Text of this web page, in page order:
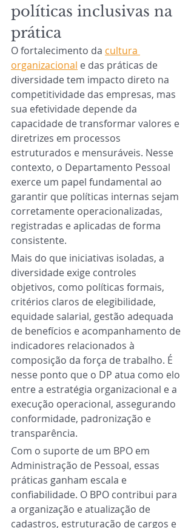
políticas inclusivas na
prática
O fortalecimento da cultura
organizacional e das práticas de
diversidade tem impacto direto na
competitividade das empresas, mas
sua efetividade depende da
capacidade de transformar valores e
diretrizes em processos
estruturados e mensuráveis. Nesse
contexto, o Departamento Pessoal
exerce um papel fundamental ao
garantir que políticas internas sejam
corretamente operacionalizadas,
registradas e aplicadas de forma
consistente.
Mais do que iniciativas isoladas, a
diversidade exige controles
objetivos, como políticas formais,
critérios claros de elegibilidade,
equidade salarial, gestão adequada
de benefícios e acompanhamento de
indicadores relacionados à
composição da força de trabalho. É
nesse ponto que o DP atua como elo
entre a estratégia organizacional e a
execução operacional, assegurando
conformidade, padronização e
transparência.
Com o suporte de um BPO em
Administração de Pessoal, essas
práticas ganham escala e
confiabilidade. O BPO contribui para
a organização e atualização de
cadastros, estruturação de cargos e